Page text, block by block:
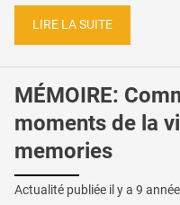
LIRE LA SUITE
MÉMOIRE:
moments de la
memories
Actualité publiée il y a 9